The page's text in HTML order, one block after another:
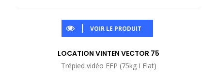
VOIR LE PRODUIT
LOCATION VINTEN VECTOR 75
Trépied vidéo EFP (75kg I Flat)